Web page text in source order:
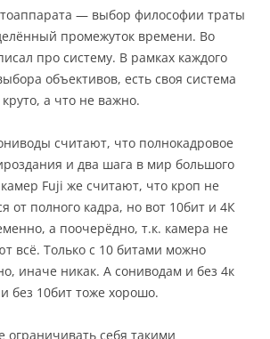
— выбор философии траты
промежуток времени. Во
про систему. В рамках каждого
объективов, есть своя система
а что не важно.
считают, что полнокадровое
и два шага в мир большого
Fuji же считают, что кроп не
от полного кадра, но вот 10бит и 4К
а поочерёдно, т.к. камера не
всё. Только с 10 битами можно
иначе никак. А сониводам и без 4к
без 10бит тоже хорошо.
ограничивать себя такими